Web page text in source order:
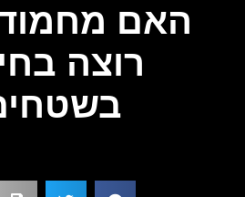
האם
רוצה